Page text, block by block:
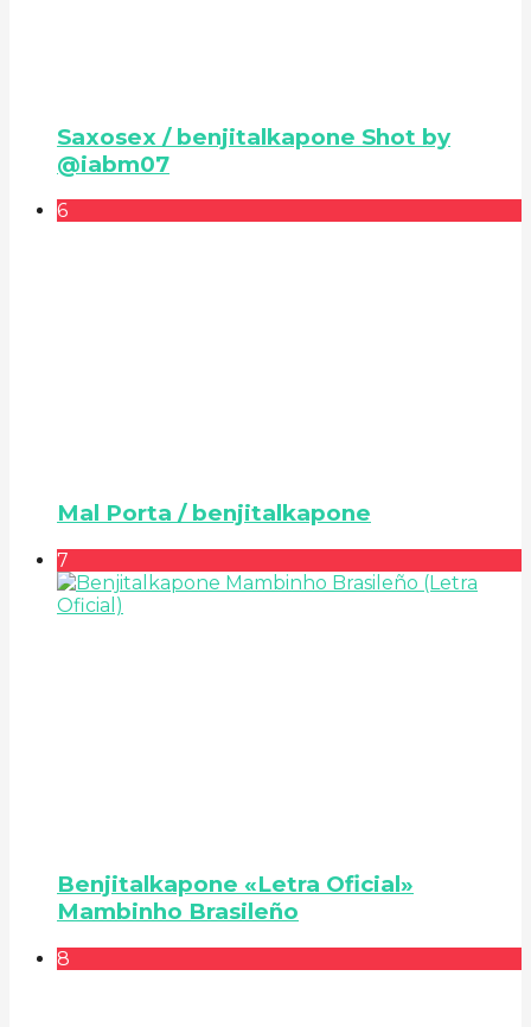
Saxosex / benjitalkapone Shot by
@iabm07
6
Mal Porta / benjitalkapone
7
Benjitalkapone «Letra Oficial»
Mambinho Brasileño
8